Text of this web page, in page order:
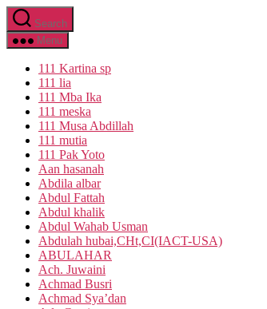
Skip
to
the
Search
Menu
111 Kartina sp
111 lia
111 Mba Ika
111 meska
111 Musa Abdillah
111 mutia
111 Pak Yoto
Aan hasanah
Abdila albar
Abdul Fattah
Abdul khalik
Abdul Wahab Usman
Abdulah hubai,CHt,CI(IACT-USA)
ABULAHAR
Ach. Juwaini
Achmad Busri
Achmad Sya’dan